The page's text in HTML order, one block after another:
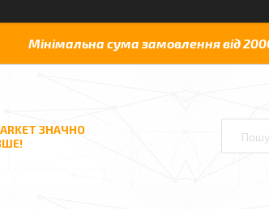
Мінімальна сума замовлення від
ЗНАЧНО